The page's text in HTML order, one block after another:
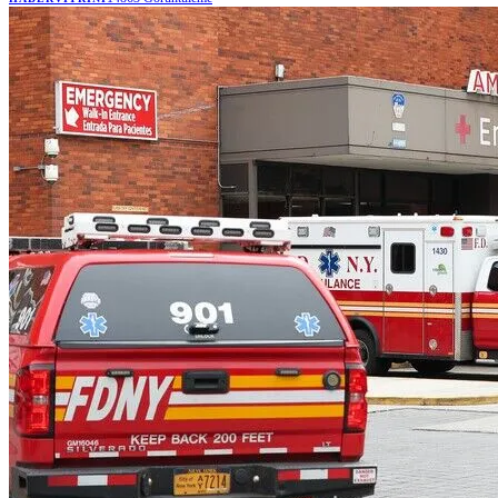
görüşme yoluyla ücretsiz yararlanabilecek.